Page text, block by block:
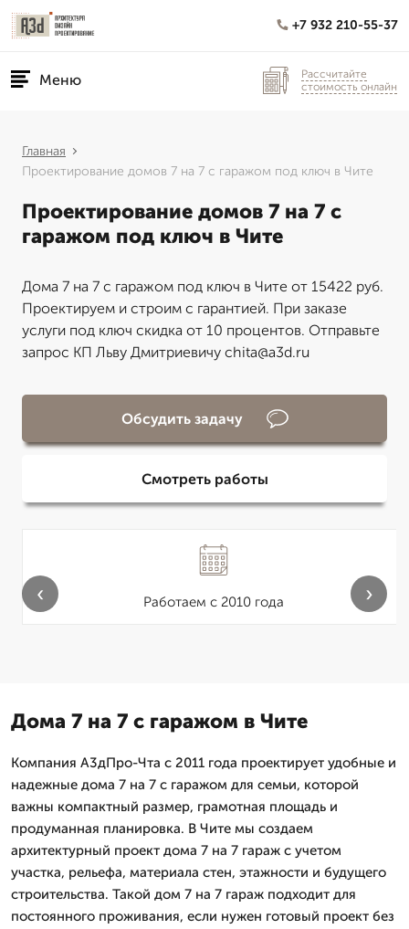
+7 932 210-55-37
Меню
Рассчитайте
стоимость онлайн
Главная
Проектирование домов 7 на 7 с гаражом под ключ в Чите
Проектирование домов 7 на 7 с
гаражом под ключ в Чите
Дома 7 на 7 с гаражом под ключ в Чите от 15422 руб.
Проектируем и строим с гарантией. При заказе
услуги под ключ скидка от 10 процентов. Отправьте
запрос КП Льву Дмитриевичу chita@a3d.ru
Обсудить задачу
Смотреть работы
Работаем с 2010 года
‹ ›
Дома 7 на 7 с гаражом в Чите
Компания А3дПро-Чта с 2011 года проектирует удобные и
надежные дома 7 на 7 с гаражом для семьи, которой
важны компактный размер, грамотная площадь и
продуманная планировка. В Чите мы создаем
архитектурный проект дома 7 на 7 гараж с учетом
участка, рельефа, материала стен, этажности и будущего
строительства. Такой дом 7 на 7 гараж подходит для
постоянного проживания, если нужен готовый проект без